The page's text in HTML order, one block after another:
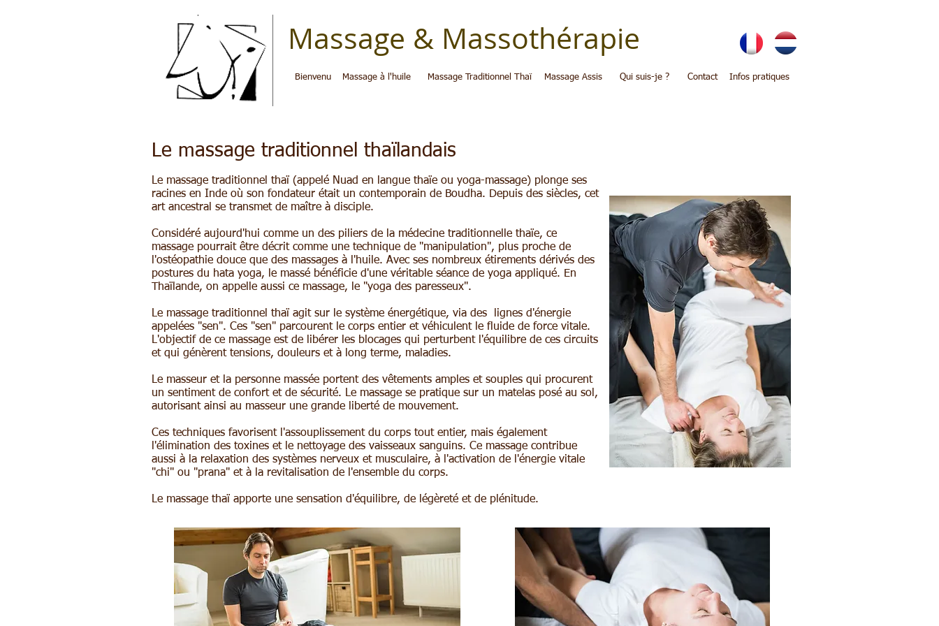
Welkom
Massage & Massothérapie
Bienvenu Massage à l'huile Massage Traditionnel Thaï Massage Assis Qui suis-je ? Contact Infos pratiques
Le massage traditionnel thaïlandais
Le massage traditionnel thaï (appelé Nuad en langue thaïe ou yoga-massage) plonge ses
racines en Inde où son fondateur était un contemporain de Boudha. Depuis des siècles, cet
art ancestral se transmet de maître à disciple.
Considéré aujourd'hui comme un des piliers de la médecine traditionnelle thaïe, ce
massage pourrait être décrit comme une technique de "manipulation", plus proche de
l'ostéopathie douce que des massages à l'huile. Avec ses nombreux étirements dérivés des
postures du hata yoga, le massé bénéficie d'une véritable séance de yoga appliqué. En
Thaïlande, on appelle aussi ce massage, le "yoga des paresseux".
Le massage traditionnel thaï agit sur le système énergétique, via des lignes d'énergie
appelées "sen". Ces "sen" parcourent le corps entier et véhiculent le fluide de force vitale.
L'objectif de ce massage est de libérer les blocages qui perturbent l'équilibre de ces circuits
et qui génèrent tensions, douleurs et à long terme, maladies.
Le masseur et la personne massée portent des vêtements amples et souples qui procurent
un sentiment de confort et de sécurité. Le massage se pratique sur un matelas posé au sol,
autorisant ainsi au masseur une grande liberté de mouvement.
Ces techniques favorisent l'assouplissement du corps tout entier, mais également
l'élimination des toxines et le nettoyage des vaisseaux sanguins. Ce massage contribue
aussi à la relaxation des systèmes nerveux et musculaire, à l'activation de l'énergie vitale
"chi" ou "prana" et à la revitalisation de l'ensemble du corps.
Le massage thaï apporte une sensation d'équilibre, de légèreté et de plénitude.